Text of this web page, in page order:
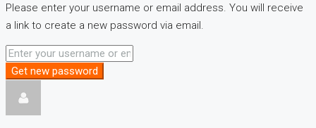
Please enter your username or email address. You will receive
a link to create a new password via email.
Get new password